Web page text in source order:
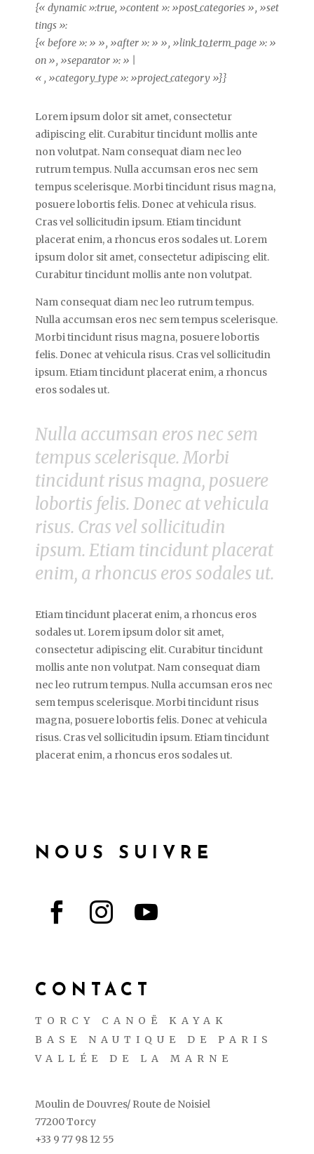
{« dynamic »:true, »content »: »post_categories », »set
tings »:
{« before »: » », »after »: » », »link_to_term_page »: »
on », »separator »: » |
« , »category_type »: »project_category »}}
Lorem ipsum dolor sit amet, consectetur
adipiscing elit. Curabitur tincidunt mollis ante
non volutpat. Nam consequat diam nec leo
rutrum tempus. Nulla accumsan eros nec sem
tempus scelerisque. Morbi tincidunt risus magna,
posuere lobortis felis. Donec at vehicula risus.
Cras vel sollicitudin ipsum. Etiam tincidunt
placerat enim, a rhoncus eros sodales ut. Lorem
ipsum dolor sit amet, consectetur adipiscing elit.
Curabitur tincidunt mollis ante non volutpat.
Nam consequat diam nec leo rutrum tempus.
Nulla accumsan eros nec sem tempus scelerisque.
Morbi tincidunt risus magna, posuere lobortis
felis. Donec at vehicula risus. Cras vel sollicitudin
ipsum. Etiam tincidunt placerat enim, a rhoncus
eros sodales ut.
Nulla accumsan eros nec sem
tempus scelerisque. Morbi
tincidunt risus magna, posuere
lobortis felis. Donec at vehicula
risus. Cras vel sollicitudin
ipsum. Etiam tincidunt placerat
enim, a rhoncus eros sodales ut.
Etiam tincidunt placerat enim, a rhoncus eros
sodales ut. Lorem ipsum dolor sit amet,
consectetur adipiscing elit. Curabitur tincidunt
mollis ante non volutpat. Nam consequat diam
nec leo rutrum tempus. Nulla accumsan eros nec
sem tempus scelerisque. Morbi tincidunt risus
magna, posuere lobortis felis. Donec at vehicula
risus. Cras vel sollicitudin ipsum. Etiam tincidunt
placerat enim, a rhoncus eros sodales ut.
NOUS SUIVRE
  
CONTACT
TORCY CANOË KAYAK
BASE NAUTIQUE DE PARIS
VALLÉE DE LA MARNE
Moulin de Douvres/ Route de Noisiel
77200 Torcy
+33 9 77 98 12 55